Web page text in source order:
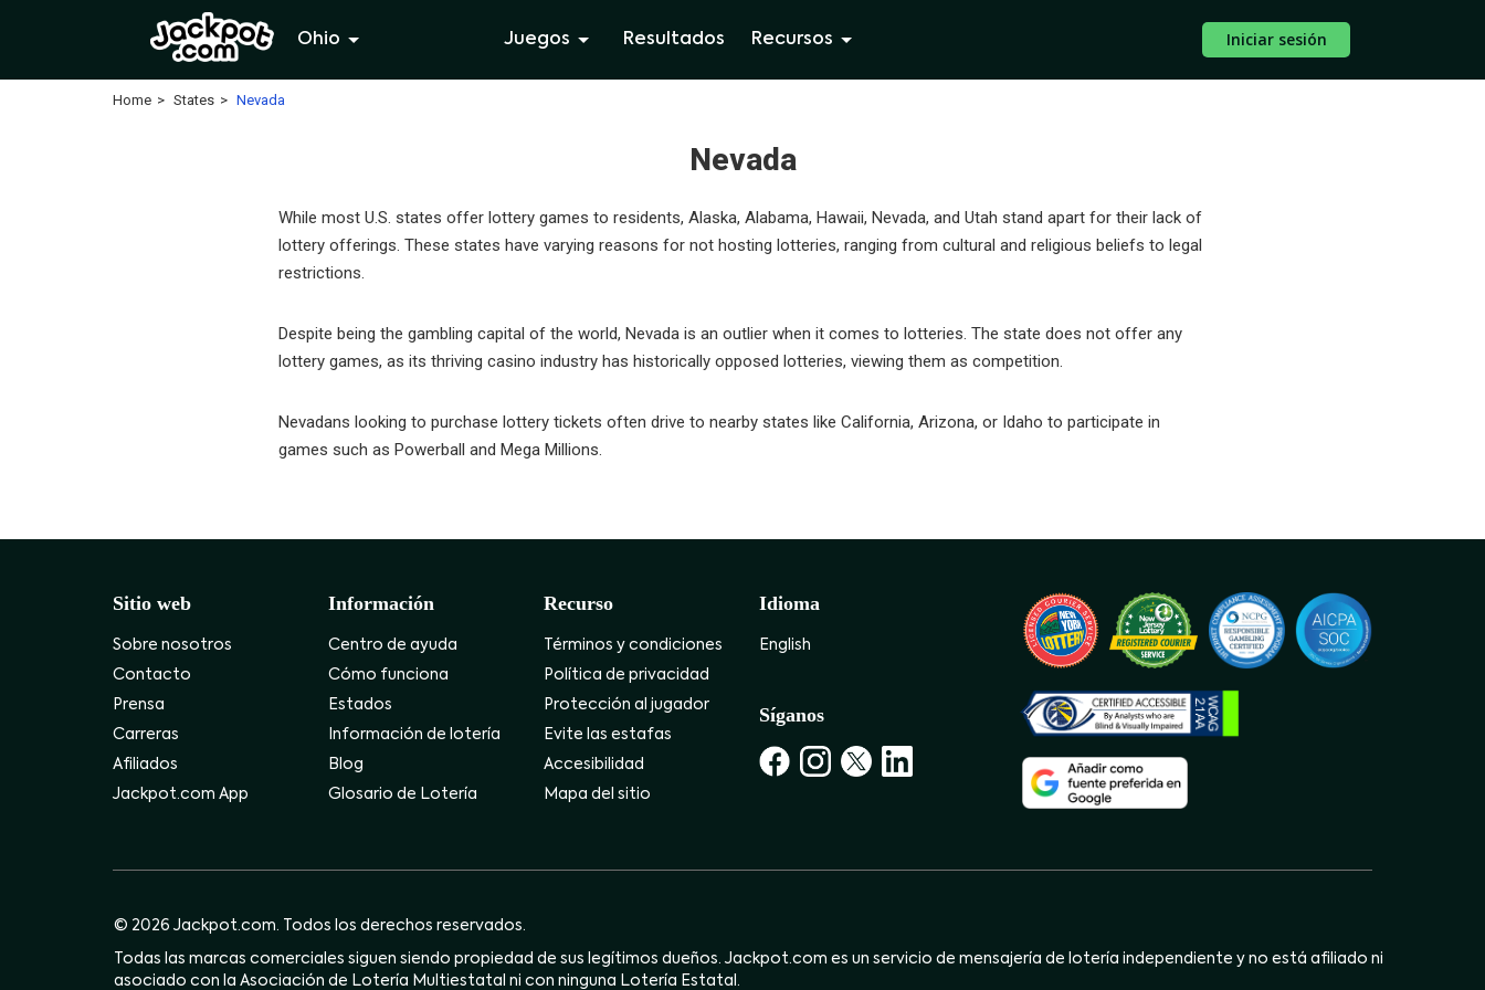
Ohio Juegos Resultados Recursos Iniciar sesión
Home States Nevada
Nevada
While most U.S. states offer lottery games to residents, Alaska, Alabama, Hawaii, Nevada, and Utah stand apart for their lack of
lottery offerings. These states have varying reasons for not hosting lotteries, ranging from cultural and religious beliefs to legal
restrictions.
Despite being the gambling capital of the world, Nevada is an outlier when it comes to lotteries. The state does not offer any
lottery games, as its thriving casino industry has historically opposed lotteries, viewing them as competition.
Nevadans looking to purchase lottery tickets often drive to nearby states like California, Arizona, or Idaho to participate in
games such as Powerball and Mega Millions.
Sitio web
Sobre nosotros
Contacto
Prensa
Carreras
Afiliados
Jackpot.com App
Información
Centro de ayuda
Cómo funciona
Estados
Información de lotería
Blog
Glosario de Lotería
Recurso
Términos y condiciones
Política de privacidad
Protección al jugador
Evite las estafas
Accesibilidad
Mapa del sitio
Idioma
English
Síganos
© 2026 Jackpot.com. Todos los derechos reservados.
Todas las marcas comerciales siguen siendo propiedad de sus legítimos dueños. Jackpot.com es un servicio de mensajería de lotería independiente y no está afiliado ni
asociado con la Asociación de Lotería Multiestatal ni con ninguna Lotería Estatal.